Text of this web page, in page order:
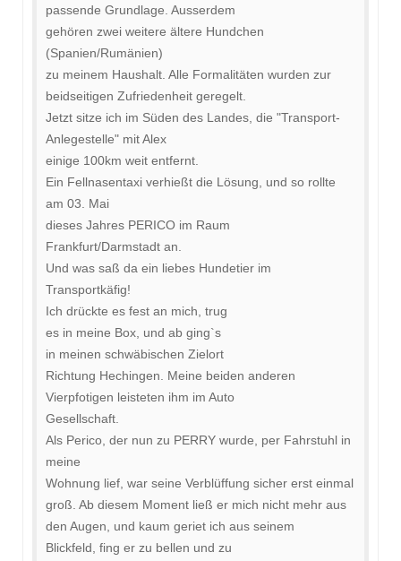
passende Grundlage. Ausserdem
gehören zwei weitere ältere Hundchen
(Spanien/Rumänien)
zu meinem Haushalt. Alle Formalitäten wurden zur
beidseitigen Zufriedenheit geregelt.
Jetzt sitze ich im Süden des Landes, die "Transport-
Anlegestelle" mit Alex
einige 100km weit entfernt.
Ein Fellnasentaxi verhießt die Lösung, und so rollte
am 03. Mai
dieses Jahres PERICO im Raum
Frankfurt/Darmstadt an.
Und was saß da ein liebes Hundetier im
Transportkäfig!
Ich drückte es fest an mich, trug
es in meine Box, und ab ging`s
in meinen schwäbischen Zielort
Richtung Hechingen. Meine beiden anderen
Vierpfotigen leisteten ihm im Auto
Gesellschaft.
Als Perico, der nun zu PERRY wurde, per Fahrstuhl in
meine
Wohnung lief, war seine Verblüffung sicher erst einmal
groß. Ab diesem Moment ließ er mich nicht mehr aus
den Augen, und kaum geriet ich aus seinem
Blickfeld, fing er zu bellen und zu